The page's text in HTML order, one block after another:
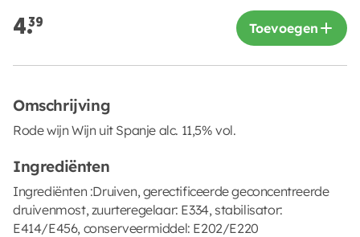
4.39 Toevoegen
Omschrijving
Rode wijn Wijn uit Spanje alc. 11,5% vol.
Ingrediënten
Ingrediënten :Druiven, gerectificeerde geconcentreerde
druivenmost, zuurteregelaar: E334, stabilisator:
E414/E456, conserveermiddel: E202/E220